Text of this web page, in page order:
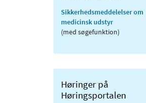
Sikkerhedsmeddelelser om
medicinsk udstyr
(med søgefunktion)
Høringer på
Høringsportalen